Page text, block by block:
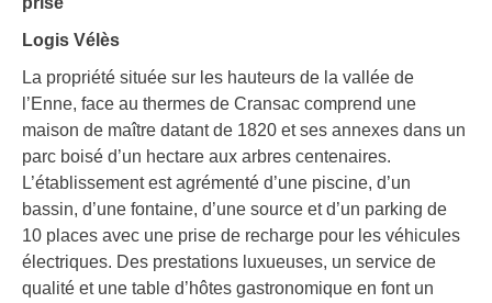
Logis Vélès
La propriété située sur les hauteurs de la vallée de
l’Enne, face au thermes de Cransac comprend une
maison de maître datant de 1820 et ses annexes dans un
parc boisé d’un hectare aux arbres centenaires.
L’établissement est agrémenté d’une piscine, d’un
bassin, d’une fontaine, d’une source et d’un parking de
10 places avec une prise de recharge pour les véhicules
électriques. Des prestations luxueuses, un service de
qualité et une table d’hôtes gastronomique en font un